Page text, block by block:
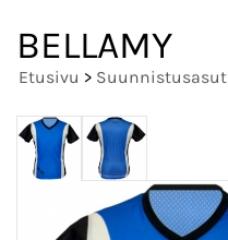
BELLAMY
Etusivu > Suunnistusasut